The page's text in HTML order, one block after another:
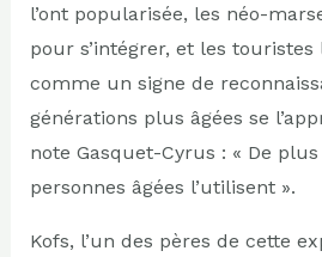
l’ont popularisée, les néo-
pour s’intégrer, et les
comme un signe de
générations plus âgées se
note Gasquet-Cyrus : « De
personnes âgées l’utilisent ».
Kofs, l’un des pères de cette